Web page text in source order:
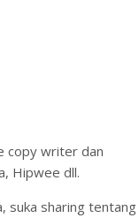
copy writer dan
Hipwee dll.
suka sharing tentang